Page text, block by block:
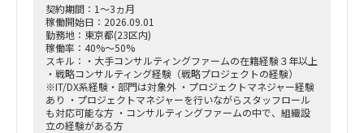
契約期間：1～3ヵ月
稼働開始日：2026.09.01
勤務地：東京都(23区内)
稼働率：40%～50%
スキル：・大手コンサルティングファームの在籍経験３年以上
・戦略コンサルティング経験（戦略プロジェクトの経験）
※IT/DX系経験・部門は対象外 ・プロジェクトマネジャー経験
あり ・プロジェクトマネジャーを行いながらスタッフロール
も対応可能な方 ・コンサルティングファームの中で、組織設
立の経験がある方